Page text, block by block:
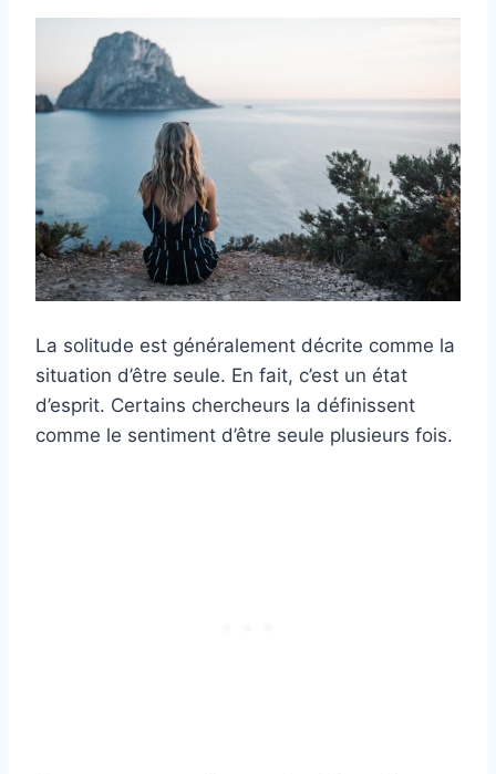
La solitude est généralement décrite comme la
situation d’être seule. En fait, c’est un état
d’esprit. Certains chercheurs la définissent
comme le sentiment d’être seule plusieurs fois.